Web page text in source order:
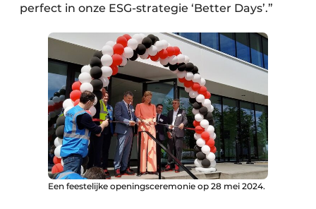
perfect in onze ESG-strategie ‘Better Days’.”
Een feestelijke openingsceremonie op 28 mei 2024.